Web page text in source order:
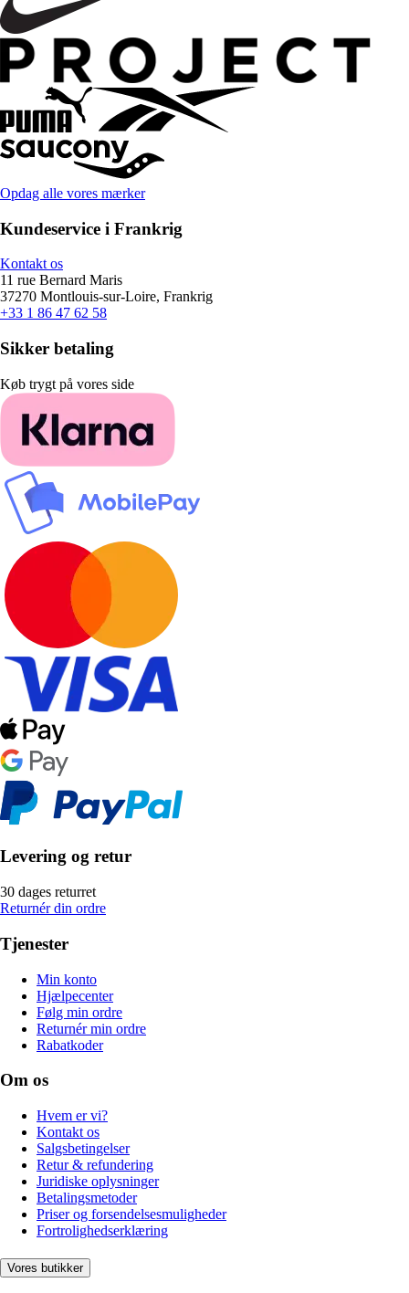
Opdag alle vores mærker
Kundeservice i Frankrig
Kontakt os
11 rue Bernard Maris
37270 Montlouis-sur-Loire, Frankrig
+33 1 86 47 62 58
Sikker betaling
Køb trygt på vores side
Levering og retur
30 dages returret
Returnér din ordre
Tjenester
Min konto
Hjælpecenter
Følg min ordre
Returnér min ordre
Rabatkoder
Om os
Hvem er vi?
Kontakt os
Salgsbetingelser
Retur & refundering
Juridiske oplysninger
Betalingsmetoder
Priser og forsendelsesmuligheder
Fortrolighedserklæring
Vores butikker